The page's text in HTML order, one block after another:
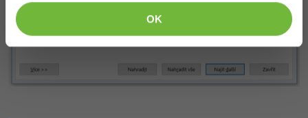
OK